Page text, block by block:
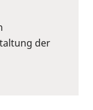
der